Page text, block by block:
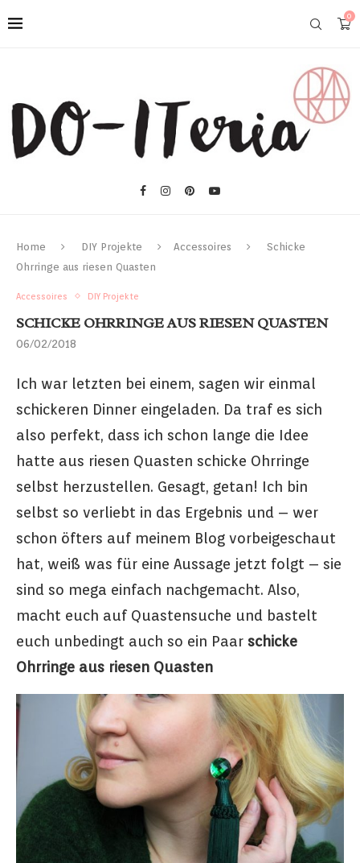
0
Home DIY Projekte Accessoires
Schicke
Ohrringe aus riesen Quasten
Accessoires DIY Projekte
SCHICKE OHRRINGE AUS RIESEN QUASTEN
06/02/2018
Ich war letzten bei einem, sagen wir einmal
schickeren Dinner eingeladen. Da traf es sich
also perfekt, dass ich schon lange die Idee
hatte aus riesen Quasten schicke Ohrringe
selbst herzustellen. Gesagt, getan! Ich bin
selbst so verliebt in das Ergebnis und – wer
schon öfters auf meinem Blog vorbeigeschaut
hat, weiß was für eine Aussage jetzt folgt – sie
sind so mega einfach nachgemacht. Also,
macht euch auf Quastensuche und bastelt
euch unbedingt auch so ein Paar schicke
Ohrringe aus riesen Quasten